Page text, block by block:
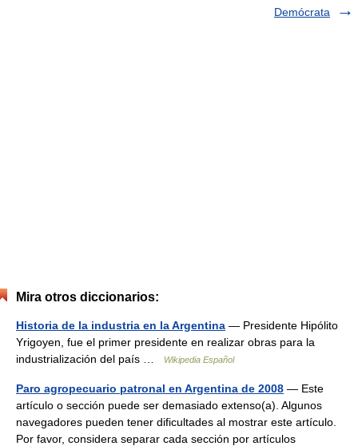
Demócrata
Mira otros diccionarios:
Historia de la industria en la Argentina — Presidente Hipólito
Yrigoyen, fue el primer presidente en realizar obras para la
industrialización del país …
Wikipedia Español
Paro agropecuario patronal en Argentina de 2008 — Este
artículo o sección puede ser demasiado extenso(a). Algunos
navegadores pueden tener dificultades al mostrar este artículo.
Por favor, considera separar cada sección por artículos